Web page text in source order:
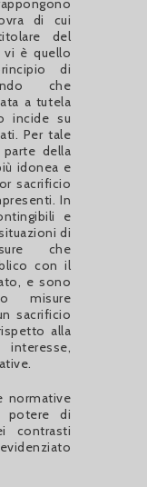
di cui
del
vi è quello
di
che
a tutela
incide su
Per tale
della
idonea e
sacrificio
In
e
di
che
con il
e sono
misure
sacrificio
alla
normative
potere di
contrasti